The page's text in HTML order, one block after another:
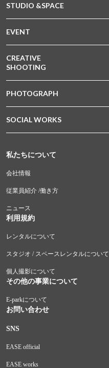
STUDIO &SPACE
EVENT
CREATIVE
SHOOTING
PHOTOGRAPH
SOCIAL WORKS
私たちについて
会社情報
従業員紹介 /働き方
ニュース
利用規約
レンタルについて
スタジオ / スペースレンタルについて
個人撮影について
その他の事業について
E-parkについて
お問い合わせ
SNS
EASE official
EASE works